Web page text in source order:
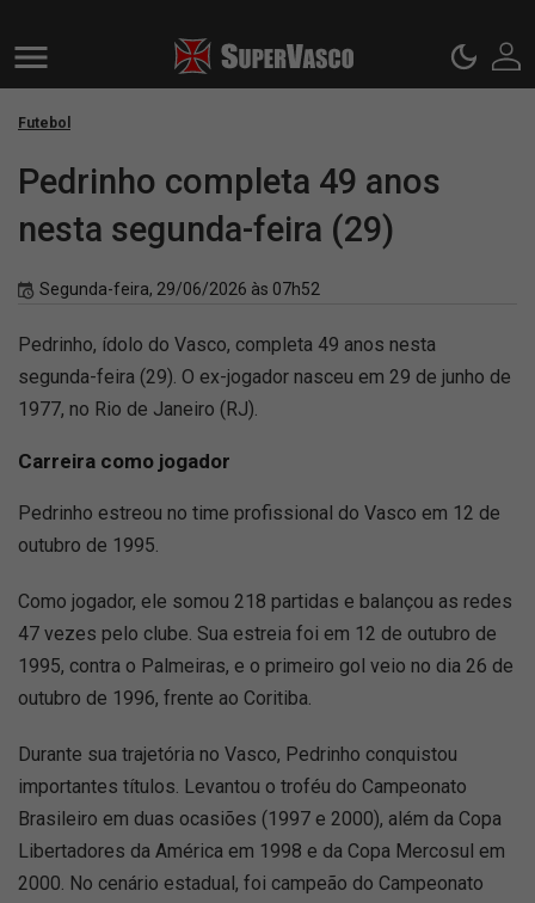
Futebol
Pedrinho completa 49 anos
nesta segunda-feira (29)
Segunda-feira, 29/06/2026 às 07h52
Pedrinho, ídolo do Vasco, completa 49 anos nesta
segunda-feira (29). O ex-jogador nasceu em 29 de junho de
1977, no Rio de Janeiro (RJ).
Carreira como jogador
Pedrinho estreou no time profissional do Vasco em 12 de
outubro de 1995.
Como jogador, ele somou 218 partidas e balançou as redes
47 vezes pelo clube. Sua estreia foi em 12 de outubro de
1995, contra o Palmeiras, e o primeiro gol veio no dia 26 de
outubro de 1996, frente ao Coritiba.
Durante sua trajetória no Vasco, Pedrinho conquistou
importantes títulos. Levantou o troféu do Campeonato
Brasileiro em duas ocasiões (1997 e 2000), além da Copa
Libertadores da América em 1998 e da Copa Mercosul em
2000. No cenário estadual, foi campeão do Campeonato